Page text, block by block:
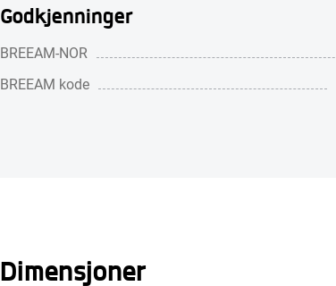
Godkjenninger
BREEAM-NOR
BREEAM kode
Dimensjoner